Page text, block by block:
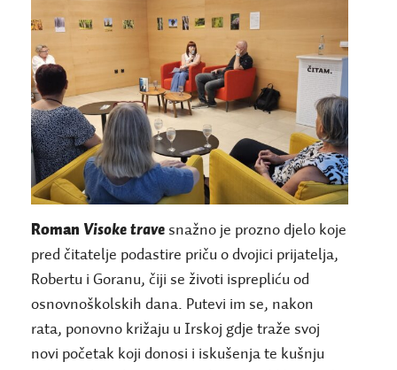
Roman Visoke trave snažno je prozno djelo koje
pred čitatelje podastire priču o dvojici prijatelja,
Robertu i Goranu, čiji se životi isprepliću od
osnovnoškolskih dana. Putevi im se, nakon
rata, ponovno križaju u Irskoj gdje traže svoj
novi početak koji donosi i iskušenja te kušnju